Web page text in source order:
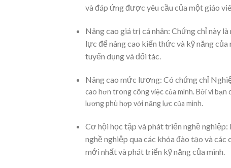
và đáp ứng được yêu cầu của một giáo
Nâng cao giá trị cá nhân: Chứng chỉ này
lực để nâng cao kiến thức và kỹ năng
tuyển dụng và đối tác.
Nâng cao mức lương: Có chứng chỉ
cao hơn trong công việc của mình. Bởi vì
lương phù hợp với năng lực của mình.
Cơ hội học tập và phát triển nghề
nghề nghiệp qua các khóa đào tạo và
mới nhất và phát triển kỹ năng của mình.